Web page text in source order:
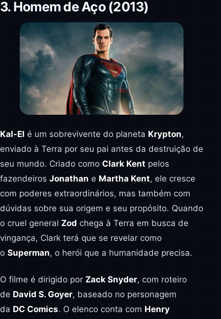
3. Homem de Aço (2013)
Kal-El é um sobrevivente do planeta Krypton,
enviado à Terra por seu pai antes da destruição de
seu mundo. Criado como Clark Kent pelos
fazendeiros Jonathan e Martha Kent, ele cresce
com poderes extraordinários, mas também com
dúvidas sobre sua origem e seu propósito. Quando
o cruel general Zod chega à Terra em busca de
vingança, Clark terá que se revelar como
o Superman, o herói que a humanidade precisa.
O filme é dirigido por Zack Snyder, com roteiro
de David S. Goyer, baseado no personagem
da DC Comics. O elenco conta com Henry